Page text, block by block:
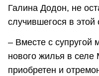
Галина Додон, не
случившегося в этой
– Вместе с супругой
нового жилья в
приобретен и